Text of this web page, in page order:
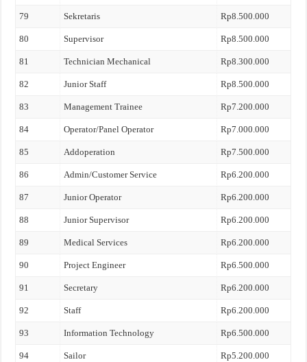
79 Sekretaris Rp8.500.000
80 Supervisor Rp8.500.000
81 Technician Mechanical Rp8.300.000
82 Junior Staff Rp8.500.000
83 Management Trainee Rp7.200.000
84 Operator/Panel Operator Rp7.000.000
85 Addoperation Rp7.500.000
86 Admin/Customer Service Rp6.200.000
87 Junior Operator Rp6.200.000
88 Junior Supervisor Rp6.200.000
89 Medical Services Rp6.200.000
90 Project Engineer Rp6.500.000
91 Secretary Rp6.200.000
92 Staff Rp6.200.000
93 Information Technology Rp6.500.000
94 Sailor Rp5.200.000